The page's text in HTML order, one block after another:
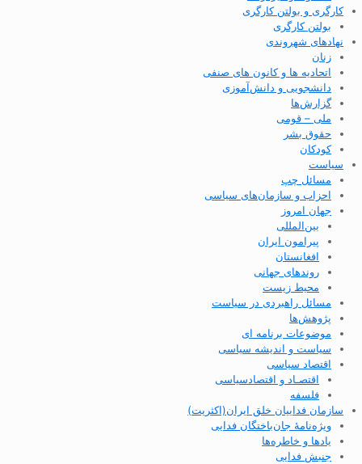
کارگری و بولتن کارگری
بولتن کارگری
نهادهای شهروندی
زنان
اتحادیه ها و کانون های صنفی
دانشجویی و دانش‌آموزی
گزارش‌ها
ملی – قومی
حقوق بشر
کودکان
سیاست
مسائل چپ
احزاب و سازمان‌های سیاسی
جهان امروز
بین‌المللی
پیرامون ایران
افغانستان
روندهای جهانی
محیط زیست
مسائل راهبردی در سیاست
پژوهش‌ها
موضوعات برنامه ای
سیاست و اندیشه سیاسی
اقتصاد سیاسی
اقتصـاد و اقتصاد‌سیاسی
فلسفه
سازمان فداییان خلق ایران(اکثریت)
ویژه‌نامهٔ جان‌باختگان فدایی
یادها و خاطره‌ها
جنبش فدایی